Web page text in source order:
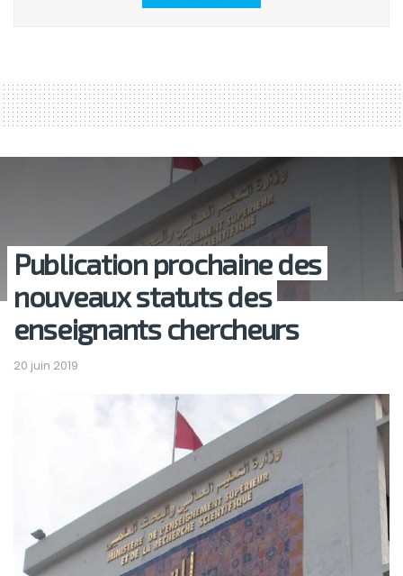
Publication prochaine des
nouveaux statuts des
enseignants chercheurs
20 juin 2019